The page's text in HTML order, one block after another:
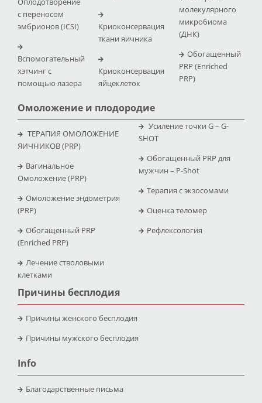
с переносом
эмбрионов (ICSI)
Вспомогательный
хэтчинг с
помощью лазера
Криоконсервация
ткани яичника
Криоконсервация
яйцеклеток
молекулярного
микробиома
(ДНК)
Обогащенный
PRP (Enriched
PRP)
Омоложение и плодородие
ТЕРАПИЯ ОМОЛОЖЕНИЕ
ЯИЧНИКОВ (PRP)
Вагинальное
Омоложение (PRP)
Омоложение эндометрия
(PRP)
Обогащенный PRP
(Enriched PRP)
Лечение стволовыми
клетками
Усиление точки G – G-
SHOT
Обогащенный PRP для
мужчин – P-Shot
Терапия с экзосомами
Оценка теломер
Рефлексология
Причины бесплодия
Причины женского бесплодия
Причины мужского бесплодия
Info
Благодарственные письма